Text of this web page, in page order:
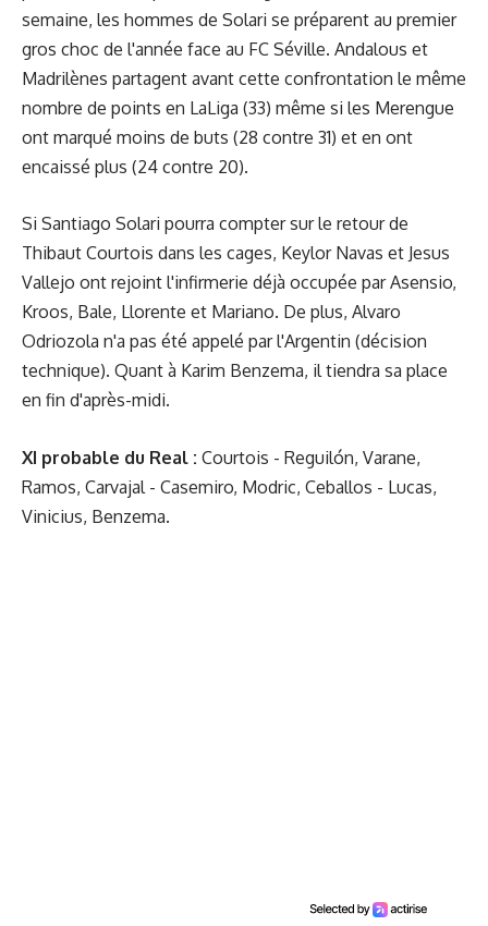
semaine, les hommes de Solari se préparent au premier
gros choc de l'année face au FC Séville. Andalous et
Madrilènes partagent avant cette confrontation le même
nombre de points en LaLiga (33) même si les Merengue
ont marqué moins de buts (28 contre 31) et en ont
encaissé plus (24 contre 20).
Si Santiago Solari pourra compter sur le retour de
Thibaut Courtois dans les cages, Keylor Navas et Jesus
Vallejo ont rejoint l'infirmerie déjà occupée par Asensio,
Kroos, Bale, Llorente et Mariano. De plus, Alvaro
Odriozola n'a pas été appelé par l'Argentin (décision
technique). Quant à Karim Benzema, il tiendra sa place
en fin d'après-midi.
XI probable du Real : Courtois - Reguilón, Varane,
Ramos, Carvajal - Casemiro, Modric, Ceballos - Lucas,
Vinicius, Benzema.